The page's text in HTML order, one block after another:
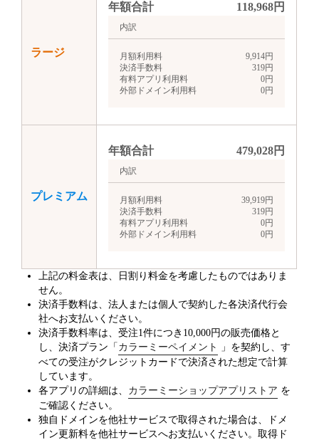
ラージ
年額合計 118,968円
内訳
月額利用料 9,914円
決済手数料
319円
有料アプリ利用料
0円
外部ドメイン利用料
0円
プレミアム
年額合計 479,028円
内訳
月額利用料 39,919円
決済手数料
319円
有料アプリ利用料
0円
外部ドメイン利用料
0円
上記の料金表は、日割り料金を考慮したものではありま
せん。
決済手数料は、法人または個人で契約した各決済代行会
社へお支払いください。
決済手数料率は、受注1件につき10,000円の販売価格と
し、決済プラン「 カラーミーペイメント
」を契約し、す
べての受注がクレジットカードで決済された想定で計算
しています。
各アプリの詳細は、 カラーミーショップアプリストア を
ご確認ください。
独自ドメインを他社サービスで取得された場合は、ドメ
イン更新料を他社サービスへお支払いください。取得ド